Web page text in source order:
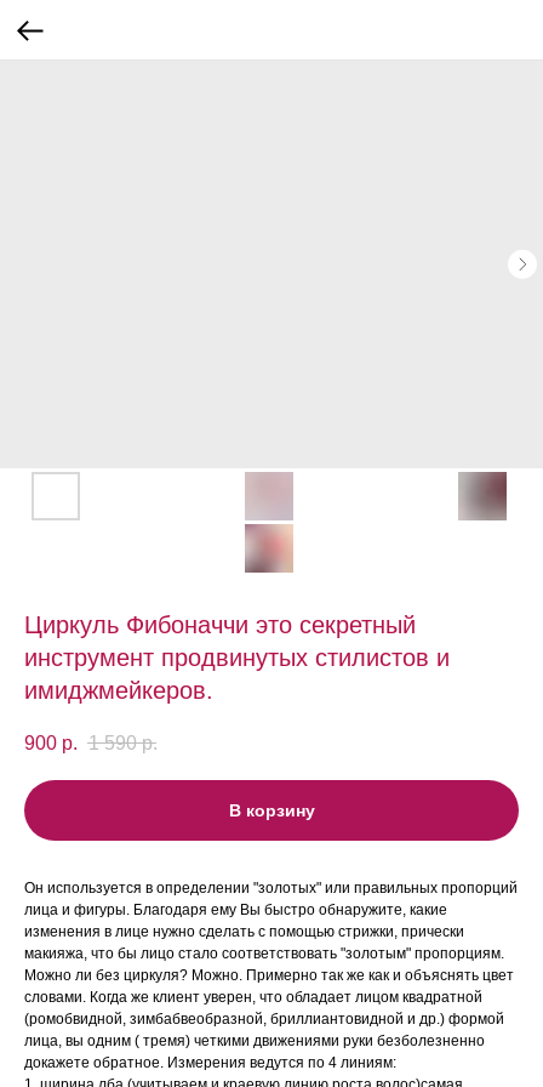
Циркуль Фибоначчи это секретный
инструмент продвинутых стилистов и
имиджмейкеров.
900 р. 1 590 р.
В корзину
Он используется в определении "золотых" или правильных пропорций
лица и фигуры. Благодаря ему Вы быстро обнаружите, какие
изменения в лице нужно сделать с помощью стрижки, прически
макияжа, что бы лицо стало соответствовать "золотым" пропорциям.
Можно ли без циркуля? Можно. Примерно так же как и объяснять цвет
словами. Когда же клиент уверен, что обладает лицом квадратной
(ромобвидной, зимбабвеобразной, бриллиантовидной и др.) формой
лица, вы одним ( тремя) четкими движениями руки безболезненно
докажете обратное. Измерения ведутся по 4 линиям: